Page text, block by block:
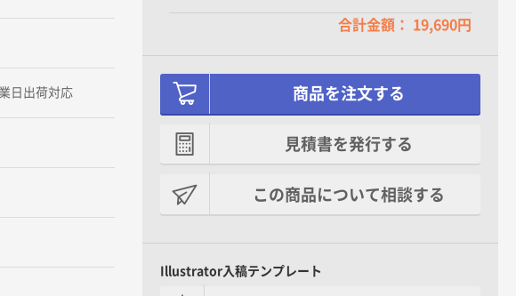
合計金額： 19,690円
商品を注文する
見積書を発行する
この商品について相談する
Illustrator入稿テンプレート
日出荷対応